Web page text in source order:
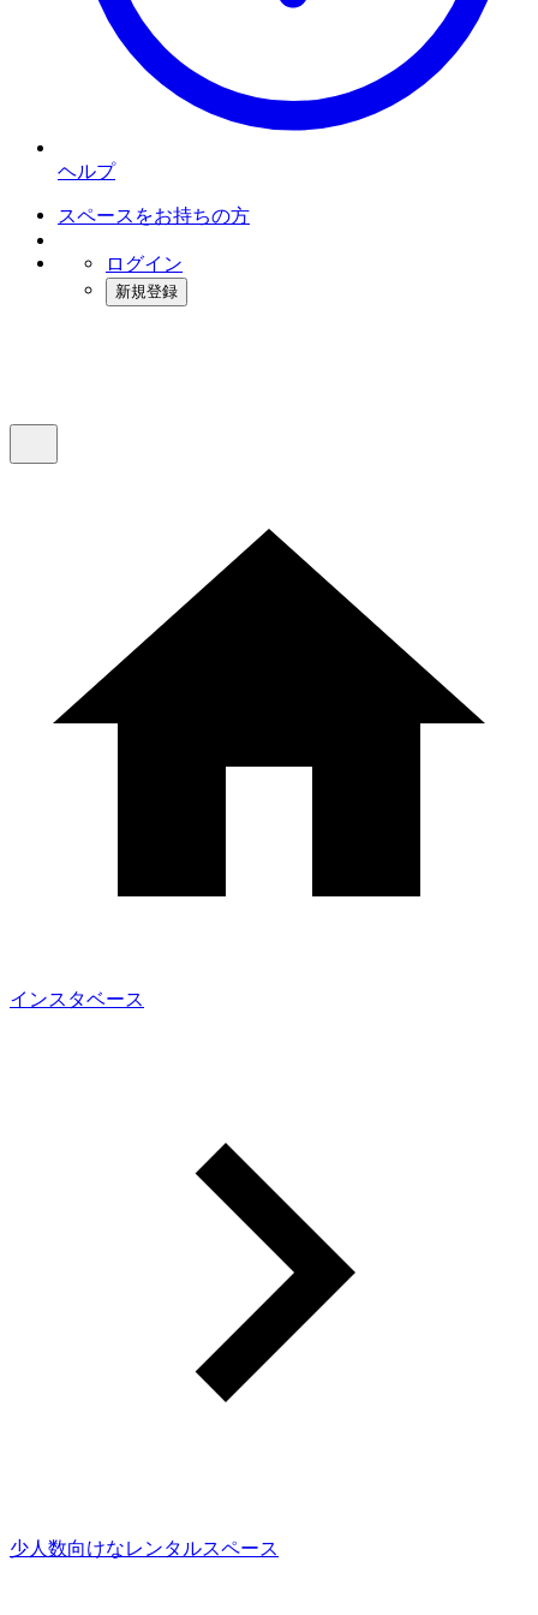
ヘルプ
スペースをお持ちの方
ログイン
新規登録
インスタベース
少人数向けなレンタルスペース